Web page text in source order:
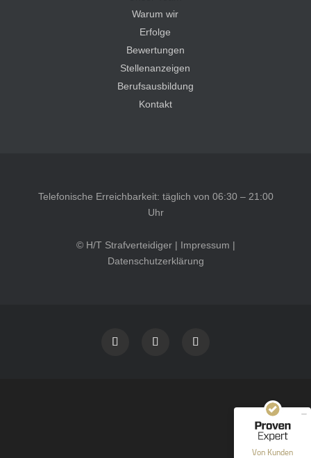
Warum wir
Erfolge
Bewertungen
Stellenanzeigen
Berufsausbildung
Kontakt
Telefonische Erreichbarkeit: täglich von 06:30 – 21:00
Uhr
© H/T Strafverteidiger | Impressum |
Datenschutzerklärung
Von Kunden
40
Bewertungen auf
ProvenExpert.com